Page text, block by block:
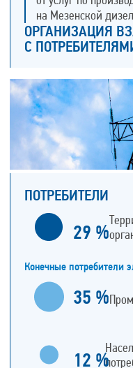
на Мезенской
ОРГАНИЗАЦИЯ
С
ПОТРЕБИТЕЛИ
29 %
Конечные потребители
35 %
12 %